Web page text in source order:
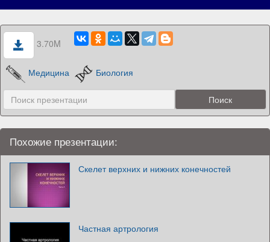
3.70M
Медицина Биология
Похожие презентации:
Скелет верхних и нижних конечностей
Частная артрология